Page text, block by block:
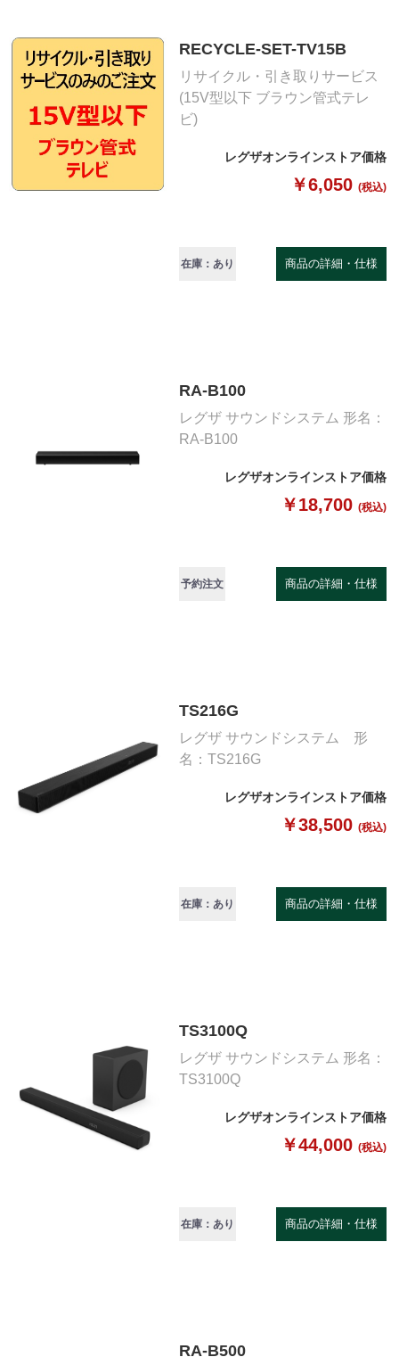
RECYCLE-SET-TV15B
リサイクル・引き取りサービス
(15V型以下 ブラウン管式テレ
ビ)
レグザオンラインストア価格
￥6,050 (税込)
在庫：あり 商品の詳細・仕様
RA-B100
レグザ サウンドシステム 形名：
RA-B100
レグザオンラインストア価格
￥18,700 (税込)
予約注文 商品の詳細・仕様
TS216G
レグザ サウンドシステム 形
名：TS216G
レグザオンラインストア価格
￥38,500 (税込)
在庫：あり 商品の詳細・仕様
TS3100Q
レグザ サウンドシステム 形名：
TS3100Q
レグザオンラインストア価格
￥44,000 (税込)
在庫：あり 商品の詳細・仕様
RA-B500